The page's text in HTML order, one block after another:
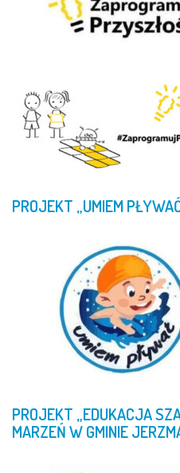
PROJEKT „UMIEM
PROJEKT „EDUKACJA
MARZEŃWGMINIE